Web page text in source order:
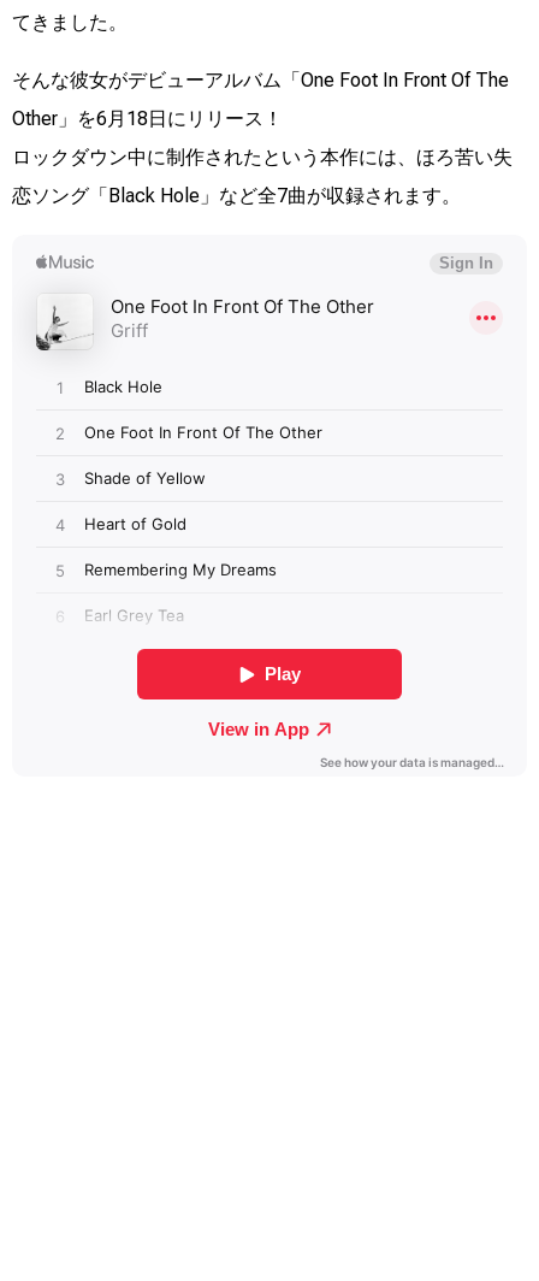
てきました。
そんな彼女がデビューアルバム「One Foot In Front Of The
Other」を6月18日にリリース！
ロックダウン中に制作されたという本作には、ほろ苦い失
恋ソング「Black Hole」など全7曲が収録されます。